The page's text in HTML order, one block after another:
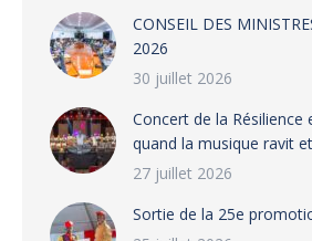
CONSEIL DES
2026
30 juillet 2026
‎​Concert de la Résilience
quand la musique ravit
27 juillet 2026
‎Sortie de la 25e